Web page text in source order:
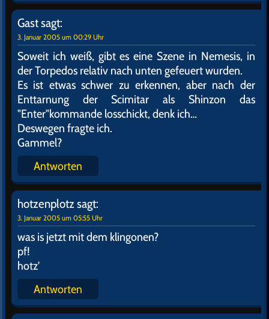
Gastsagt:
3. Januar 2005 um 00:29 Uhr
Soweit ich weiß, gibt es eine Szene in Nemesis, in
der Torpedos relativ nach unten gefeuert wurden.
Es ist etwas schwer zu erkennen, aber nach der
Enttarnung der Scimitar als Shinzon das
"Enter"kommande losschickt, denk ich…
Deswegen fragte ich.
Gammel?
Antworten
hotzenplotzsagt:
3. Januar 2005 um 05:55 Uhr
was is jetzt mit dem klingonen?
pf!
hotz'
Antworten